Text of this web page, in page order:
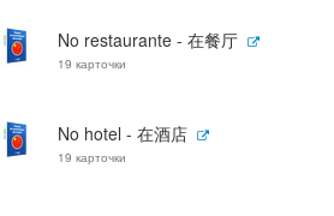
No restaurante - 在餐厅
19 карточки
No hotel - 在酒店
19 карточки